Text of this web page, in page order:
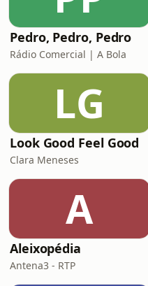
Pedro, Pedro, Pedro
Rádio Comercial | A Bola
LG
Look Good Feel Good
Clara Meneses
A
Aleixopédia
Antena3 - RTP